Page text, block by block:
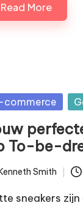
Read More
commerce
To-be-
Smith
sneakers